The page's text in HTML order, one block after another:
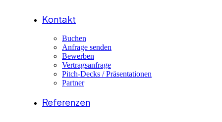
Kontakt
Buchen
Anfrage senden
Bewerben
Vertragsanfrage
Pitch-Decks / Präsentationen
Partner
Referenzen